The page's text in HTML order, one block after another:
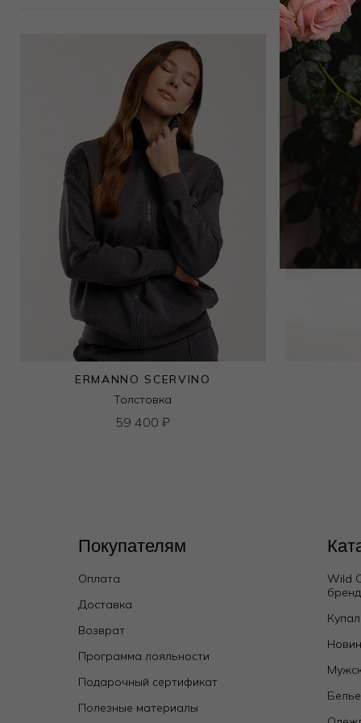
25 000
15 750
25 000₽ 15 750
ERMANNO SCERVINO
Толстовка
59 400₽
Покупателям
Оплата
Доставка
Возврат
Программа лояльности
Подарочный сертификат
Полезные материалы
Wild
Белье